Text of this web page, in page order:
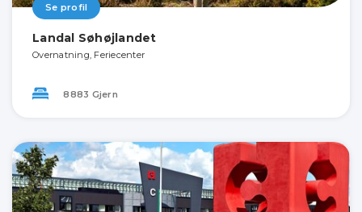
Se profil
Landal Søhøjlandet
Overnatning, Feriecenter
8883 Gjern